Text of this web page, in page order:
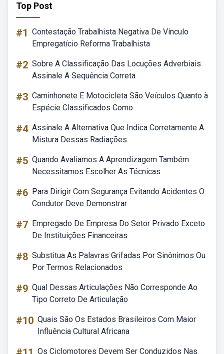
Top Post
#1 Contestação Trabalhista Negativa De Vínculo
Empregatício Reforma Trabalhista
#2 Sobre A Classificação Das Locuções Adverbiais
Assinale A Sequência Correta
#3 Caminhonete E Motocicleta São Veículos Quanto à
Espécie Classificados Como
#4 Assinale A Alternativa Que Indica Corretamente A
Mistura Dessas Radiações.
#5 Quando Avaliamos A Aprendizagem Também
Necessitamos Escolher As Técnicas
#6 Para Dirigir Com Segurança Evitando Acidentes O
Condutor Deve Demonstrar
#7 Empregado De Empresa Do Setor Privado Exceto
De Instituições Financeiras
#8 Substitua As Palavras Grifadas Por Sinônimos Ou
Por Termos Relacionados
#9 Qual Dessas Articulações Não Corresponde Ao
Tipo Correto De Articulação
#10 Quais São Os Estados Brasileiros Com Maior
Influência Cultural Africana
Os Ciclomotores Devem Ser Conduzidos Nas